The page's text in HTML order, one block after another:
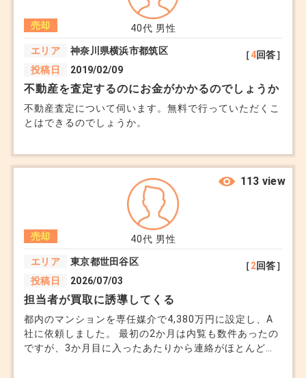
失敗しないための判断基準を整理しました。
1. 査定額だけで選ぶのが「安易」な理由
最も注意が必要なのが、「査定額が高い＝高く売っ
高預かり（たかあずかり）の罠： 契約を取りたい
がために、相場を無視した高値を提示し、数ヶ月後
に「反響がないので下げましょう」と誘導する手法
があります。
機会損失： 最初に高すぎると、一番注目される
「売り出し直後」のチャンスを逃し、結果的に相場
より安く叩き売る羽目になるリスクがあります。査
さい。
40代 男性
売却
エリア
神奈川県横浜市都筑区
投稿日
2019/02/09
［4回答］
不動産を査定するのにお金がかかるのでしょうか
不動産査定について伺います。無料で行っていただくこ
とはできるのでしょうか。
40代 男性
売却
エリア
東京都世田谷区
投稿日
2026/07/03
［2回答］
113 view
担当者が買取に誘導してくる
都内のマンションを専任媒介で4,380万円に設定し、A
社に依頼しました。 最初の2か月は内覧も数件あったの
ですが、3か月目に入ったあたりから連絡がほとんど来